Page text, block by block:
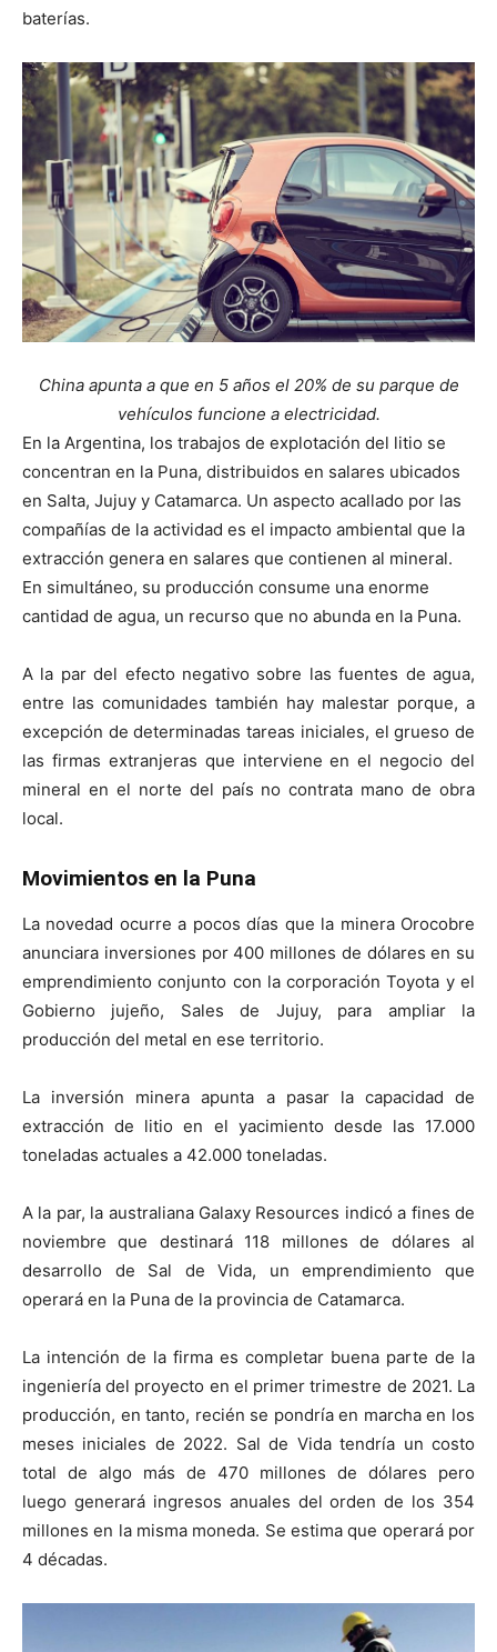
baterías.
China apunta a que en 5 años el 20% de su parque de
vehículos funcione a electricidad.
En la Argentina, los trabajos de explotación del litio se
concentran en la Puna, distribuidos en salares ubicados
en Salta, Jujuy y Catamarca. Un aspecto acallado por las
compañías de la actividad es el impacto ambiental que la
extracción genera en salares que contienen al mineral.
En simultáneo, su producción consume una enorme
cantidad de agua, un recurso que no abunda en la Puna.
A la par del efecto negativo sobre las fuentes de agua,
entre las comunidades también hay malestar porque, a
excepción de determinadas tareas iniciales, el grueso de
las firmas extranjeras que interviene en el negocio del
mineral en el norte del país no contrata mano de obra
local.
Movimientos en la Puna
La novedad ocurre a pocos días que la minera Orocobre
anunciara inversiones por 400 millones de dólares en su
emprendimiento conjunto con la corporación Toyota y el
Gobierno jujeño, Sales de Jujuy, para ampliar la
producción del metal en ese territorio.
La inversión minera apunta a pasar la capacidad de
extracción de litio en el yacimiento desde las 17.000
toneladas actuales a 42.000 toneladas.
A la par, la australiana Galaxy Resources indicó a fines de
noviembre que destinará 118 millones de dólares al
desarrollo de Sal de Vida, un emprendimiento que
operará en la Puna de la provincia de Catamarca.
La intención de la firma es completar buena parte de la
ingeniería del proyecto en el primer trimestre de 2021. La
producción, en tanto, recién se pondría en marcha en los
meses iniciales de 2022. Sal de Vida tendría un costo
total de algo más de 470 millones de dólares pero
luego generará ingresos anuales del orden de los 354
millones en la misma moneda. Se estima que operará por
4 décadas.